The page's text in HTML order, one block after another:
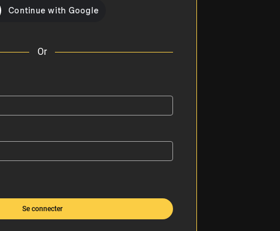
Or
Se connecter